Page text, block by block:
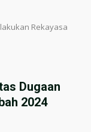
Rekayasa
Dugaan
2024